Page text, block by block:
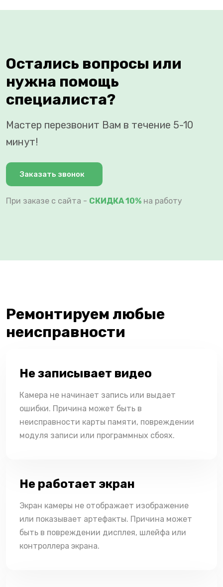
Остались вопросы или
нужна помощь
специалиста?
Мастер перезвонит Вам в течение 5-10
минут!
Заказать звонок
При заказе с сайта - СКИДКА 10% на работу
Ремонтируем любые
неисправности
Не записывает видео
Камера не начинает запись или выдает
ошибки. Причина может быть в
неисправности карты памяти, повреждении
модуля записи или программных сбоях.
Не работает экран
Экран камеры не отображает изображение
или показывает артефакты. Причина может
быть в повреждении дисплея, шлейфа или
контроллера экрана.